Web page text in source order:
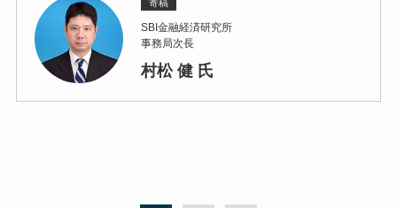
寄稿
SBI金融経済研究所
事務局次長
村松 健 氏